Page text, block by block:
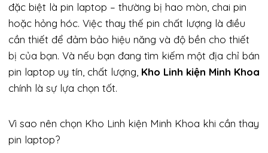
đặc biệt là pin laptop – thường bị hao mòn, chai pin
hoặc hỏng hóc. Việc thay thế pin chất lượng là điều
cần thiết để đảm bảo hiệu năng và độ bền cho thiết
bị của bạn. Và nếu bạn đang tìm kiếm một địa chỉ bán
pin laptop uy tín, chất lượng, Kho Linh kiện Minh Khoa
chính là sự lựa chọn tốt.
Vì sao nên chọn Kho Linh kiện Minh Khoa khi cần thay
pin laptop?